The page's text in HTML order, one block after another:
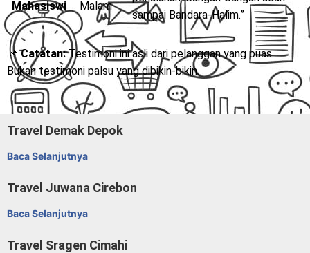
Mahasiswi
Malam
sampai Bandara-Halim.”
📌Catatan:Testimoni ini asli dari pelanggan yang puas.
Bukan testimoni palsu yang dibikin-bikin.
Travel Demak Depok
Baca Selanjutnya
Travel Juwana Cirebon
Baca Selanjutnya
Travel Sragen Cimahi